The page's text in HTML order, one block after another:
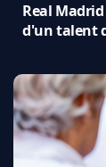
Real
d'un talent